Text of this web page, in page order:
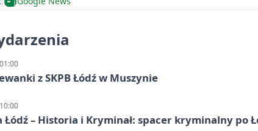
z SKPB Łódź w Muszynie
– Historia i Kryminał: spacer kryminalny po